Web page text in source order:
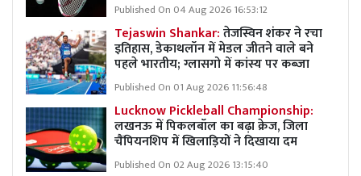
Published On 04 Aug 2026 16:53:12
Tejaswin Shankar:तेजस्विन शंकर ने रचा
इतिहास, डेकाथलॉन में मेडल जीतने वाले बने
पहले भारतीय; ग्लासगो में कांस्य पर कब्जा
Published On 01 Aug 2026 11:56:48
Lucknow Pickleball Championship:
लखनऊ में पिकलबॉल का बढ़ा क्रेज, जिला
चैंपियनशिप में खिलाड़ियों ने दिखाया दम
Published On 02 Aug 2026 13:15:40